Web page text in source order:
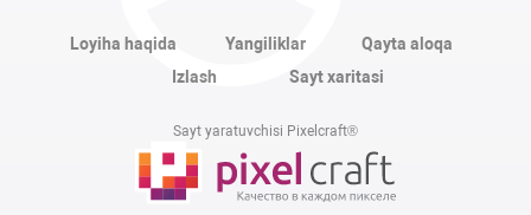
Loyiha haqida Yangiliklar
Qayta aloqa
Izlash
Sayt xaritasi
Sayt yaratuvchisi Pixelcraft®